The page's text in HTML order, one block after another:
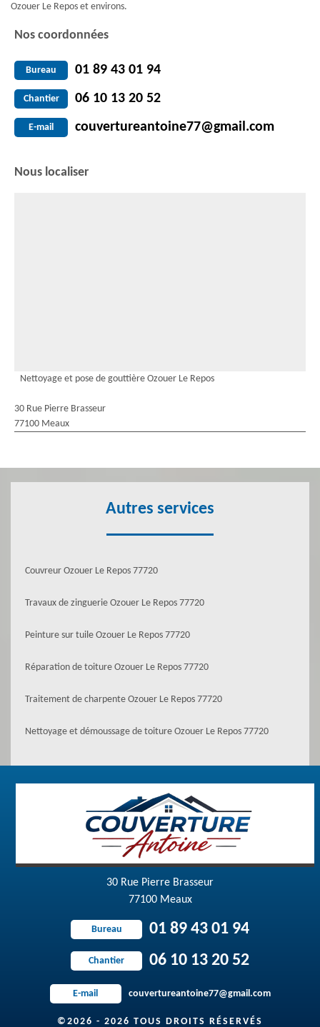
Ozouer Le Repos et environs.
Nos coordonnées
Bureau 01 89 43 01 94
Chantier 06 10 13 20 52
E-mail couvertureantoine77@gmail.com
Nous localiser
Nettoyage et pose de gouttière Ozouer Le Repos
30 Rue Pierre Brasseur
77100 Meaux
Autres services
Couvreur Ozouer Le Repos 77720
Travaux de zinguerie Ozouer Le Repos 77720
Peinture sur tuile Ozouer Le Repos 77720
Réparation de toiture Ozouer Le Repos 77720
Traitement de charpente Ozouer Le Repos 77720
Nettoyage et démoussage de toiture Ozouer Le Repos 77720
30 Rue Pierre Brasseur
77100 Meaux
Bureau 01 89 43 01 94
Chantier 06 10 13 20 52
E-mail couvertureantoine77@gmail.com
©2026 - 2026 TOUS DROITS RÉSERVÉS